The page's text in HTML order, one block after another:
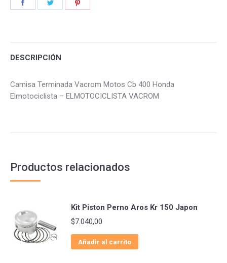
DESCRIPCIÓN
Camisa Terminada Vacrom Motos Cb 400 Honda
Elmotociclista – ELMOTOCICLISTA VACROM
Productos relacionados
Kit Piston Perno Aros Kr 150 Japon
$7.040,00
Añadir al carrito